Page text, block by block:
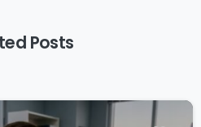
Posts